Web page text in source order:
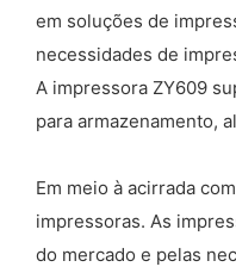
em soluções de
necessidades de
A impressora ZY609
para armazenamento,
Em meio à acirrada
impressoras. As
do mercado e pelas